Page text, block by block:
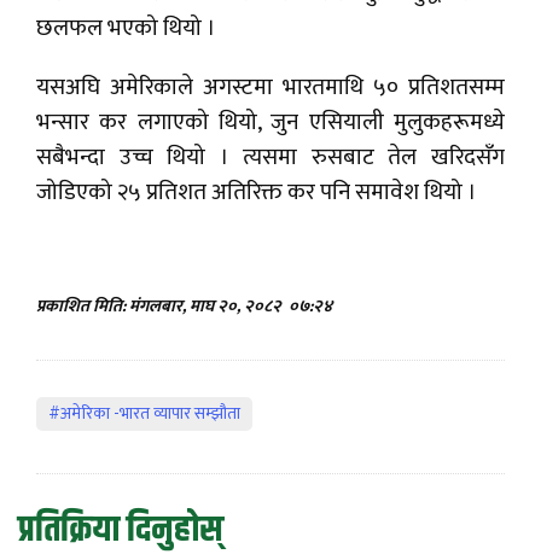
छलफल भएको थियो ।
यसअघि अमेरिकाले अगस्टमा भारतमाथि ५० प्रतिशतसम्म
भन्सार कर लगाएको थियो, जुन एसियाली मुलुकहरूमध्ये
सबैभन्दा उच्च थियो । त्यसमा रुसबाट तेल खरिदसँग
जोडिएको २५ प्रतिशत अतिरिक्त कर पनि समावेश थियो ।
प्रकाशित मिति: मंगलबार, माघ २०, २०८२ ०७:२४
#अमेरिका -भारत व्यापार सम्झौता
प्रतिक्रिया दिनुहोस्